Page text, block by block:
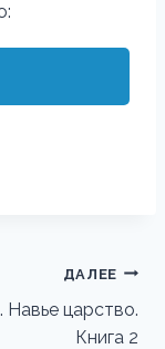
ДАЛЕЕ
Навье царство.
Книга 2